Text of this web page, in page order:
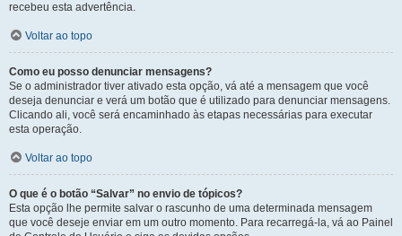
recebeu esta advertência.
Voltar ao topo
Como eu posso denunciar mensagens?
Se o administrador tiver ativado esta opção, vá até a mensagem que você
deseja denunciar e verá um botão que é utilizado para denunciar mensagens.
Clicando ali, você será encaminhado às etapas necessárias para executar
esta operação.
Voltar ao topo
O que é o botão “Salvar” no envio de tópicos?
Esta opção lhe permite salvar o rascunho de uma determinada mensagem
que você deseje enviar em um outro momento. Para recarregá-la, vá ao Painel